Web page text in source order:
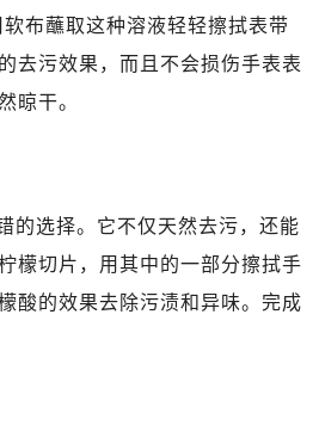
布蘸取这种溶液轻轻擦拭表带
去污效果，而且不会损伤手表表
晾干。
的选择。它不仅天然去污，还能
檬切片，用其中的一部分擦拭手
酸的效果去除污渍和异味。完成